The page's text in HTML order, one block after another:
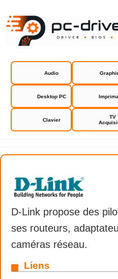
Audio
Desktop PC
Clavier
TV
D-
D-Link propose des
ses routeurs,
caméras réseau.
Liens